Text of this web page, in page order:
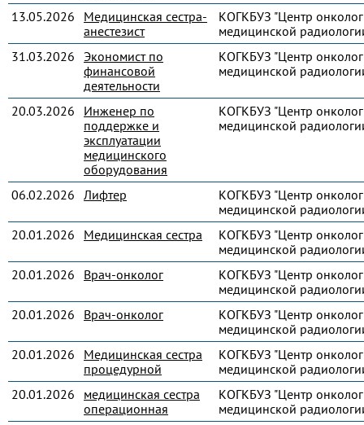
13.05.2026
Медицинская сестра-
анестезист
КОГКБУЗ "Центр
медицинской
31.03.2026 Экономист по
финансовой
деятельности
КОГКБУЗ "Центр
медицинской
20.03.2026
Инженер по
поддержке и
эксплуатации
медицинского
оборудования
КОГКБУЗ "Центр
медицинской
06.02.2026 Лифтер
КОГКБУЗ "Центр
медицинской
20.01.2026
Медицинская сестра
КОГКБУЗ "Центр
медицинской
20.01.2026
Врач-онколог
КОГКБУЗ "Центр
медицинской
20.01.2026
Врач-онколог
КОГКБУЗ "Центр
медицинской
20.01.2026
Медицинская сестра
процедурной
КОГКБУЗ "Центр
медицинской
20.01.2026
медицинская сестра
операционная
КОГКБУЗ "Центр
медицинской